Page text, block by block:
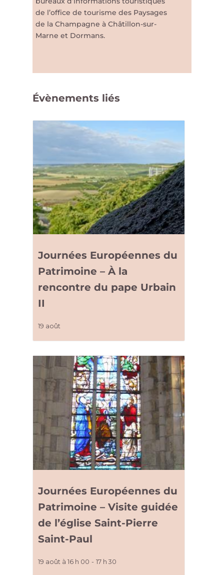
de l’office de tourisme des Paysages
de la Champagne à Châtillon-sur-
Marne et Dormans.
Évènements liés
Journées Européennes du
Patrimoine – À la
rencontre du pape Urbain
II
19 août
Journées Européennes du
Patrimoine – Visite guidée
de l’église Saint-Pierre
Saint-Paul
19 août à 16 h 00 - 17 h 30